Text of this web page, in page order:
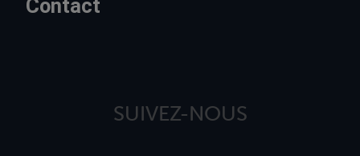
Contact
SUIVEZ-NOUS